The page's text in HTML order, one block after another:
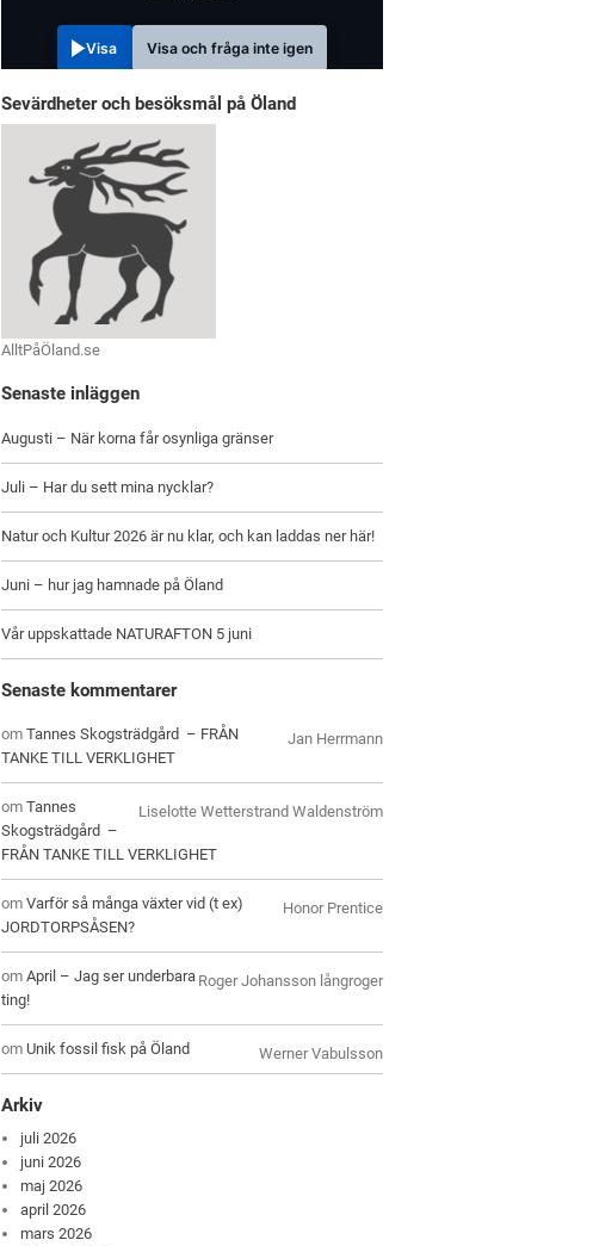
Visa Visa och fråga inte igen
Sevärdheter och besöksmål på Öland
AlltPåÖland.se
Senaste inläggen
Augusti – När korna får osynliga gränser
Juli – Har du sett mina nycklar?
Natur och Kultur 2026 är nu klar, och kan laddas ner här!
Juni – hur jag hamnade på Öland
Vår uppskattade NATURAFTON 5 juni
Senaste kommentarer
Jan Herrmann
omTannes Skogsträdgård – FRÅN
TANKE TILL VERKLIGHET
Liselotte Wetterstrand Waldenström
omTannes
Skogsträdgård –
FRÅN TANKE TILL VERKLIGHET
Honor Prentice
omVarför så många växter vid (t ex)
JORDTORPSÅSEN?
Roger Johansson långroger
omApril – Jag ser underbara
ting!
Werner Vabulsson
om Unik fossil fisk på Öland
Arkiv
juli 2026
juni 2026
maj 2026
april 2026
mars 2026